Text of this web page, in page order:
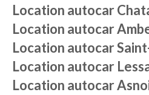
Location autocar
Location autocar
Location autocar
Location autocar
Location autocar